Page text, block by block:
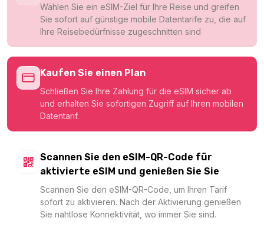
Wählen Sie ein eSIM-Ziel für Ihre Reise und greifen
Sie sofort auf günstige mobile Datentarife zu, die auf
Ihre Reisebedürfnisse zugeschnitten sind
Kaufen Sie einen Plan
Schließen Sie Ihre Zahlung für die eSIM sicher ab
und erhalten Sie sofortigen Zugriff auf Ihren mobilen
Datentarif.
Scannen Sie den eSIM-QR-Code für
aktivierte eSIM und genießen Sie Sie
Scannen Sie den eSIM-QR-Code, um Ihren Tarif
sofort zu aktivieren. Nach der Aktivierung genießen
Sie nahtlose Konnektivität, wo immer Sie sind.